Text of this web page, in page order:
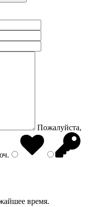
Пожалуйста,
.
время.